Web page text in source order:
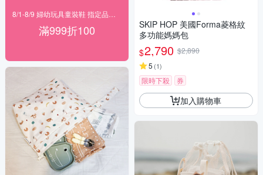
滿999折100
SKIP HOP 美國Forma菱格紋
多功能媽媽包
$2,790 $2,890
5 (1)
限時下殺 券
加入購物車